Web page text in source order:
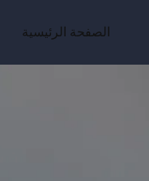
الصفحة الرئيسية